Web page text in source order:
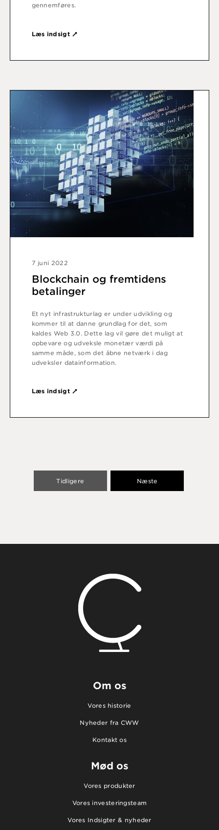
gennemføres.
Læs indsigt
7 juni 2022
Blockchain og fremtidens
betalinger
Et nyt infrastrukturlag er under udvikling og
kommer til at danne grundlag for det, som
kaldes Web 3.0. Dette lag vil gøre det muligt at
opbevare og udveksle monetær værdi på
samme måde, som det åbne netværk i dag
udveksler datainformation.
Læs indsigt
Tidligere Næste
Om os
Vores historie
Nyheder fra CWW
Kontakt os
Mød os
Vores produkter
Vores investeringsteam
Vores Indsigter & nyheder